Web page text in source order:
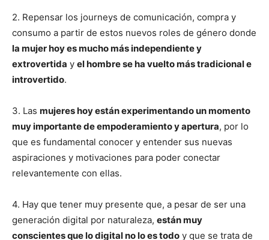
2. Repensar los journeys de comunicación, compra y
consumo a partir de estos nuevos roles de género donde
la mujer hoy es mucho más independiente y
extrovertida y el hombre se ha vuelto más tradicional e
introvertido.
3. Las mujeres hoy están experimentando un momento
muy importante de empoderamiento y apertura, por lo
que es fundamental conocer y entender sus nuevas
aspiraciones y motivaciones para poder conectar
relevantemente con ellas.
4. Hay que tener muy presente que, a pesar de ser una
generación digital por naturaleza, están muy
conscientes que lo digital no lo es todo y que se trata de